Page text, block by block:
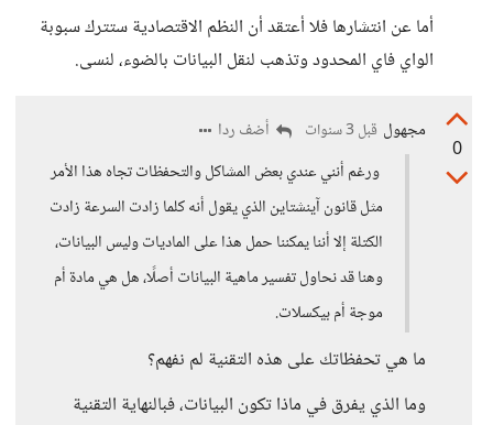
أما عن انتشارها فلا أعتقد أن النظم الاقتصادية ستترك سبوبة
الواي فاي المحدود وتذهب لنقل البيانات بالضوء، لنسى.
0
مجهول قبل 3 سنوات
أضف ردا
ورغم أنني عندي بعض المشاكل والتحفظات تجاه هذا الأمر
مثل قانون آينشتاين الذي يقول أنه كلما زادت السرعة زادت
الكتلة إلا أننا يمكننا حمل هذا على الماديات وليس البيانات،
وهنا قد نحاول تفسير ماهية البيانات أصلًا، هل هي مادة أم
موجة أم بيكسلات.
ما هي تحفظاتك على هذه التقنية لم نفهم؟
وما الذي يفرق في ماذا تكون البيانات، فبالنهاية التقنية